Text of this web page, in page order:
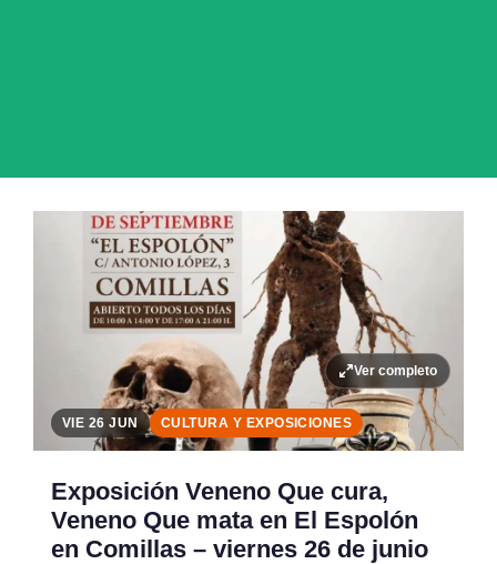
Ver completo
VIE 26 JUN CULTURA Y EXPOSICIONES
Exposición Veneno Que cura,
Veneno Que mata en El Espolón
en Comillas – viernes 26 de junio